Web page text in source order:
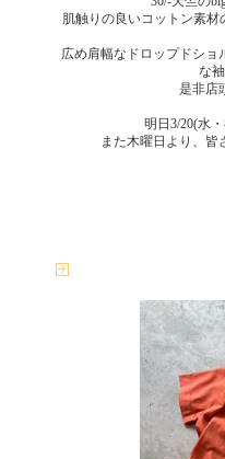
肌触りの良いコットン素
広め肩幅なドロップドシ
な
是非店
明日3/20(水
また木曜日より、皆